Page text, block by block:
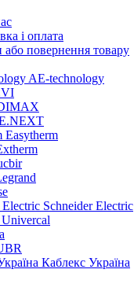
і оплата
або повернення товару
AE-technology
Easytherm
Schneider Electric
Univercal
Каблекс Україна